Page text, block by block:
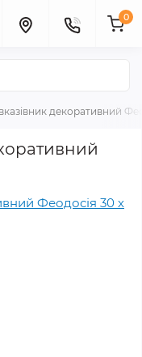
0
декоративний